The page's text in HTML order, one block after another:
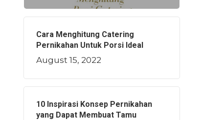
Cara Menghitung Catering
Pernikahan Untuk Porsi Ideal
August 15, 2022
10 Inspirasi Konsep Pernikahan
yang Dapat Membuat Tamu